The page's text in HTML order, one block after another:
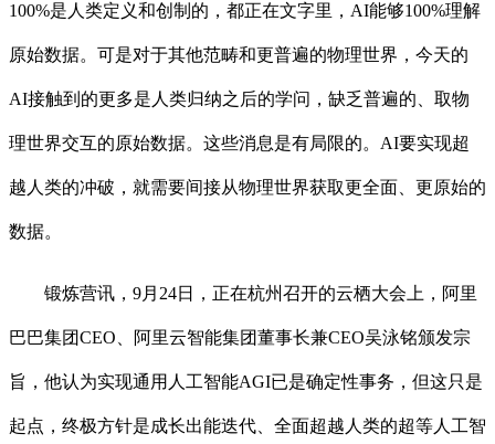
100%是人类定义和创制的，都正在文字里，AI能够100%理解
原始数据。可是对于其他范畴和更普遍的物理世界，今天的
AI接触到的更多是人类归纳之后的学问，缺乏普遍的、取物
理世界交互的原始数据。这些消息是有局限的。AI要实现超
越人类的冲破，就需要间接从物理世界获取更全面、更原始的
数据。
锻炼营讯，9月24日，正在杭州召开的云栖大会上，阿里
巴巴集团CEO、阿里云智能集团董事长兼CEO吴泳铭颁发宗
旨，他认为实现通用人工智能AGI已是确定性事务，但这只是
起点，终极方针是成长出能迭代、全面超越人类的超等人工智